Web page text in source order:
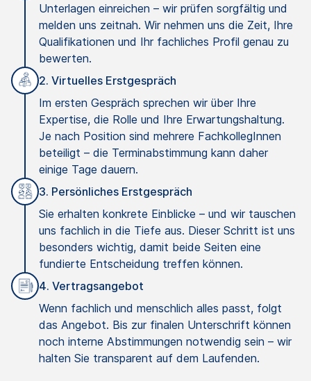
Unterlagen einreichen – wir prüfen sorgfältig und
melden uns zeitnah. Wir nehmen uns die Zeit, Ihre
Qualifikationen und Ihr fachliches Profil genau zu
bewerten.
2. Virtuelles Erstgespräch
Im ersten Gespräch sprechen wir über Ihre
Expertise, die Rolle und Ihre Erwartungshaltung.
Je nach Position sind mehrere FachkollegInnen
beteiligt – die Terminabstimmung kann daher
einige Tage dauern.
3. Persönliches Erstgespräch
Sie erhalten konkrete Einblicke – und wir tauschen
uns fachlich in die Tiefe aus. Dieser Schritt ist uns
besonders wichtig, damit beide Seiten eine
fundierte Entscheidung treffen können.
4. Vertragsangebot
Wenn fachlich und menschlich alles passt, folgt
das Angebot. Bis zur finalen Unterschrift können
noch interne Abstimmungen notwendig sein – wir
halten Sie transparent auf dem Laufenden.